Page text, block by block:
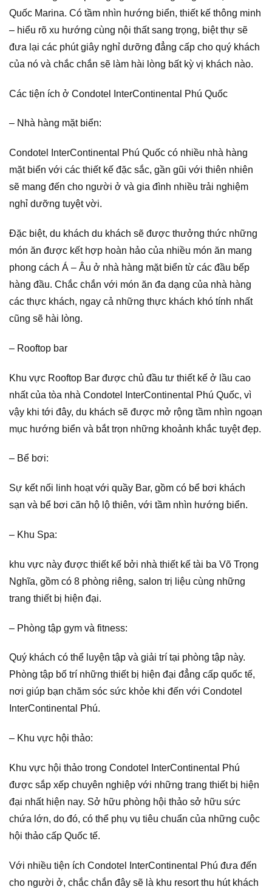
Quốc Marina. Có tầm nhìn hướng biển, thiết kế thông minh
– hiểu rõ xu hướng cùng nội thất sang trọng, biệt thự sẽ
đưa lại các phút giây nghỉ dưỡng đẳng cấp cho quý khách
của nó và chắc chắn sẽ làm hài lòng bất kỳ vị khách nào.
Các tiện ích ở Condotel InterContinental Phú Quốc
– Nhà hàng mặt biển:
Condotel InterContinental Phú Quốc có nhiều nhà hàng
mặt biển với các thiết kế đặc sắc, gần gũi với thiên nhiên
sẽ mang đến cho người ở và gia đình nhiều trải nghiệm
nghỉ dưỡng tuyệt vời.
Đặc biệt, du khách du khách sẽ được thưởng thức những
món ăn được kết hợp hoàn hảo của nhiều món ăn mang
phong cách Á – Âu ở nhà hàng mặt biển từ các đầu bếp
hàng đầu. Chắc chắn với món ăn đa dạng của nhà hàng
các thực khách, ngay cả những thực khách khó tính nhất
cũng sẽ hài lòng.
– Rooftop bar
Khu vực Rooftop Bar được chủ đầu tư thiết kế ở lầu cao
nhất của tòa nhà Condotel InterContinental Phú Quốc, vì
vậy khi tới đây, du khách sẽ được mở rộng tầm nhìn ngoạn
mục hướng biển và bắt trọn những khoảnh khắc tuyệt đẹp.
– Bể bơi:
Sự kết nối linh hoạt với quầy Bar, gồm có bể bơi khách
sạn và bể bơi căn hộ lộ thiên, với tầm nhìn hướng biển.
– Khu Spa:
khu vực này được thiết kế bởi nhà thiết kế tài ba Võ Trọng
Nghĩa, gồm có 8 phòng riêng, salon trị liệu cùng những
trang thiết bị hiện đại.
– Phòng tập gym và fitness:
Quý khách có thể luyện tập và giải trí tại phòng tập này.
Phòng tập bố trí những thiết bị hiện đại đẳng cấp quốc tế,
nơi giúp bạn chăm sóc sức khỏe khi đến với Condotel
InterContinental Phú.
– Khu vực hội thảo:
Khu vực hội thảo trong Condotel InterContinental Phú
được sắp xếp chuyên nghiệp với những trang thiết bị hiện
đại nhất hiện nay. Sở hữu phòng hội thảo sở hữu sức
chứa lớn, do đó, có thể phụ vụ tiêu chuẩn của những cuộc
hội thảo cấp Quốc tế.
Với nhiều tiện ích Condotel InterContinental Phú đưa đến
cho người ở, chắc chắn đây sẽ là khu resort thu hút khách